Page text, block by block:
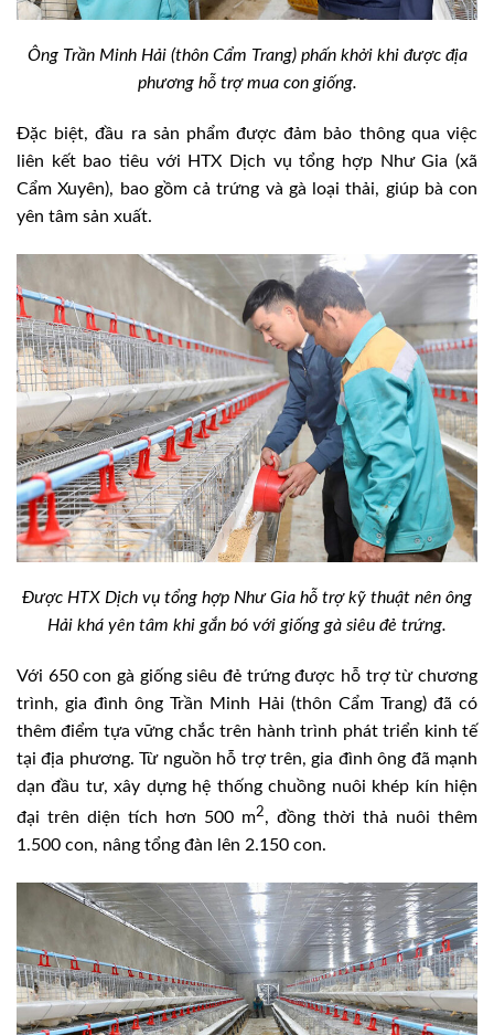
Ông Trần Minh Hải (thôn Cẩm Trang) phấn khởi khi được địa
phương hỗ trợ mua con giống.
Đặc biệt, đầu ra sản phẩm được đảm bảo thông qua việc
liên kết bao tiêu với HTX Dịch vụ tổng hợp Như Gia (xã
Cẩm Xuyên), bao gồm cả trứng và gà loại thải, giúp bà con
yên tâm sản xuất.
Được HTX Dịch vụ tổng hợp Như Gia hỗ trợ kỹ thuật nên ông
Hải khá yên tâm khi gắn bó với giống gà siêu đẻ trứng.
Với 650 con gà giống siêu đẻ trứng được hỗ trợ từ chương
trình, gia đình ông Trần Minh Hải (thôn Cẩm Trang) đã có
thêm điểm tựa vững chắc trên hành trình phát triển kinh tế
tại địa phương. Từ nguồn hỗ trợ trên, gia đình ông đã mạnh
dạn đầu tư, xây dựng hệ thống chuồng nuôi khép kín hiện
đại trên diện tích hơn 500 m2, đồng thời thả nuôi thêm
1.500 con, nâng tổng đàn lên 2.150 con.